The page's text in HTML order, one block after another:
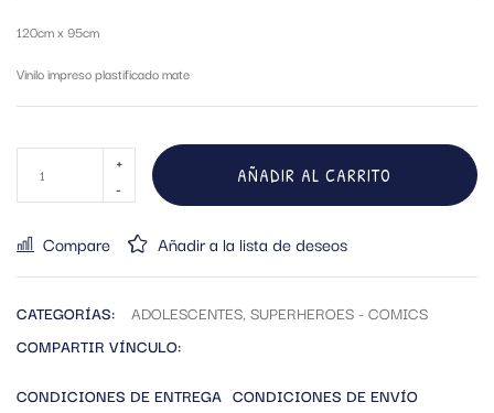
120cm x 95cm
Vinilo impreso plastificado mate
AÑADIR AL CARRITO
Compare Añadir a la lista de deseos
CATEGORÍAS: ADOLESCENTES, SUPERHEROES - COMICS
COMPARTIR VÍNCULO:
CONDICIONES DE ENTREGA CONDICIONES DE ENVÍO